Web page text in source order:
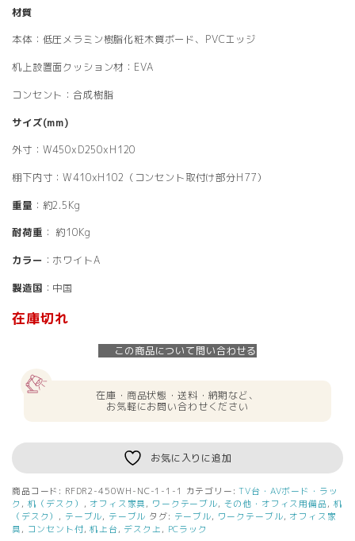
材質
本体：低圧メラミン樹脂化粧木質ボード、PVCエッジ
机上設置面クッション材：EVA
コンセント：合成樹脂
サイズ(mm)
外寸：W450xD250xH120
棚下内寸：W410xH102（コンセント取付け部分H77）
重量 ：約2.5Kg
耐荷重 ： 約10Kg
カラー ：ホワイトA
製造国 ：中国
在庫切れ
この商品について問い合わせる
在庫・商品状態・送料・納期など、
お気軽にお問い合わせください
お気に入りに追加
商品コード: RFDR2-450WH-NC-1-1-1 カテゴリー:TV台・AVボード・ラッ
ク , 机（デスク） , オフィス家具 , ワークテーブル, その他・オフィス用備品, 机
（デスク） , テーブル, テーブル タグ: テーブル, ワークテーブル, オフィス家
具 , コンセント付,机上台, デスク上 , PCラック